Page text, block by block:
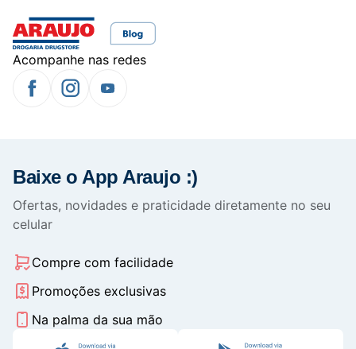
Acompanhe nas redes
Baixe o App Araujo :)
Ofertas, novidades e praticidade diretamente no seu
celular
Compre com facilidade
Promoções exclusivas
Na palma da sua mão